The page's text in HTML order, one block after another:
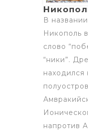
В
Никополь
слово
“ники”.
напротив